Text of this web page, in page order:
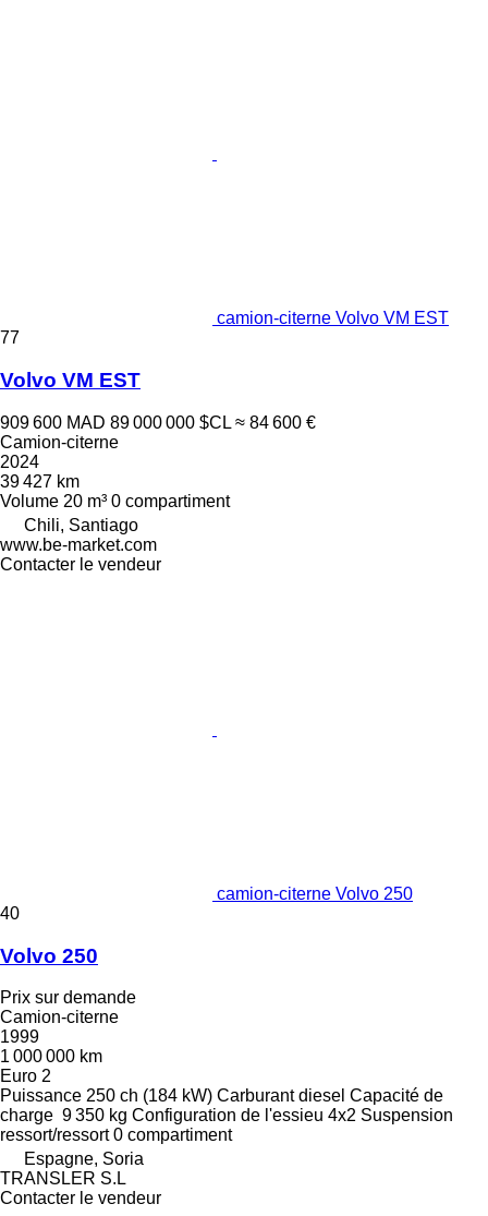
camion-citerne Volvo VM EST
77
Volvo VM EST
909 600 MAD 89 000 000 $CL ≈ 84 600 €
Camion-citerne
2024
39 427 km
Volume 20 m³ 0 compartiment
Chili, Santiago
www.be-market.com
Contacter le vendeur
camion-citerne Volvo 250
40
Volvo 250
Prix sur demande
Camion-citerne
1999
1 000 000 km
Euro 2
Puissance 250 ch (184 kW) Carburant diesel Capacité de
charge 9 350 kg Configuration de l'essieu 4x2 Suspension
ressort/ressort 0 compartiment
Espagne, Soria
TRANSLER S.L
Contacter le vendeur